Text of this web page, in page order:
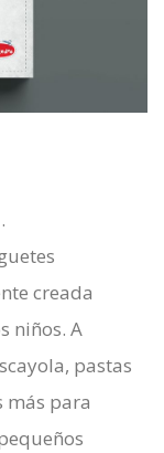
creada
niños. A
pastas
más para